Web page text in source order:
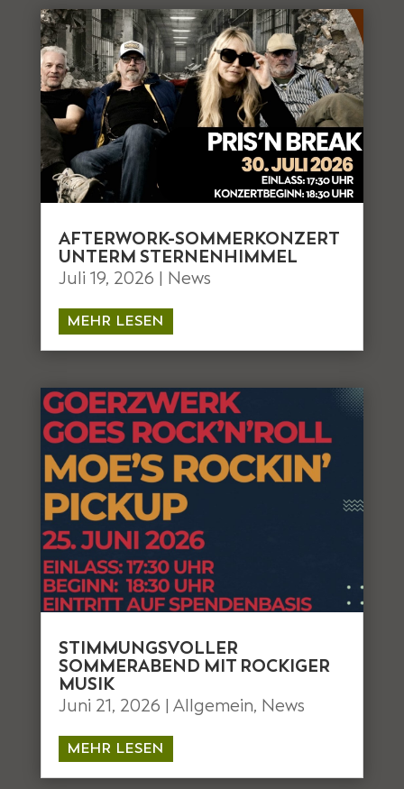
AFTERWORK-SOMMERKONZERT
UNTERM STERNENHIMMEL
Juli 19, 2026 | News
MEHR LESEN
STIMMUNGSVOLLER
SOMMERABEND MIT ROCKIGER
MUSIK
Juni 21, 2026 | Allgemein, News
MEHR LESEN